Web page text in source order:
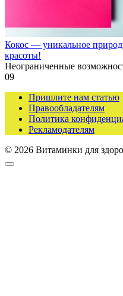
Кокос — уникальное
красоты!
Неограниченные
09
Пришлите нам статью
Правообладателям
Политика
Рекламодателям
© 2026 Витаминки для